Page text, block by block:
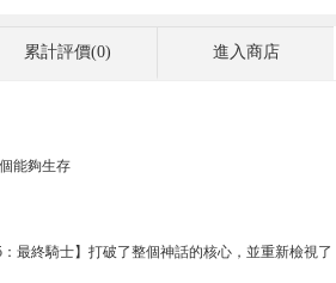
累計評價(0) 進入商店
能夠生存
最終騎士】打破了整個神話的核心，並重新檢視了